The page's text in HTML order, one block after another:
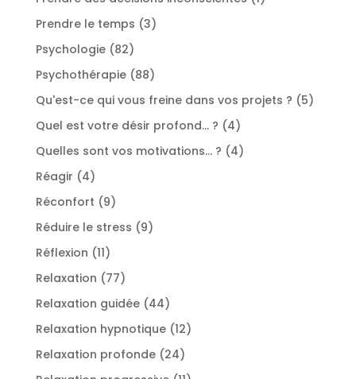
Prendre le temps 33
Psychologie 8282
produits
Psychothérapie 8888
produits
Qu'est-ce qui vous freine dans vos projets ? 55
Quel est votre désir profond... ? 44
produits
Quelles sont vos motivations... ? 44
Réagir 44
produits
Réconfort 99
produits
Réduire le stress 99
Réflexion 1111
produits
Relaxation 7777
produits
Relaxation guidée 4444
produits
Relaxation hypnotique 1212
Relaxation profonde 2424
produits